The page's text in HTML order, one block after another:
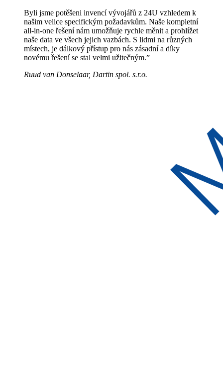
Byli jsme potěšeni invencí vývojářů z 24U vzhledem k
našim velice specifickým požadavkům. Naše kompletní
all-in-one řešení nám umožňuje rychle měnit a prohlížet
naše data ve všech jejich vazbách. S lidmi na různých
místech, je dálkový přístup pro nás zásadní a díky
novému řešení se stal velmi užitečným.”
Ruud van Donselaar, Dartin spol. s.r.o.